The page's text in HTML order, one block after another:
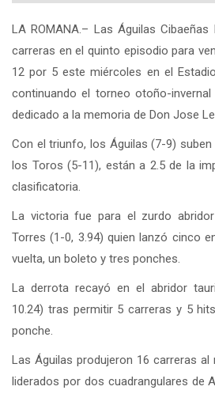
LA ROMANA.– Las Águilas
carreras en el quinto episodio para
12 por 5 este miércoles en el Estadio
continuando el torneo otoño-
dedicado a la memoria de Don Jose
Con el triunfo, los Águilas (7-9)
los Toros (5-11), están a 2.5 de la
clasificatoria.
La victoria fue para el zurdo
Torres (1-0, 3.94) quien lanzó cinco
vuelta, un boleto y tres ponches.
La derrota recayó en el abridor
10.24) tras permitir 5 carreras y 5
ponche.
Las Águilas produjeron 16 carreras
liderados por dos cuadrangulares de